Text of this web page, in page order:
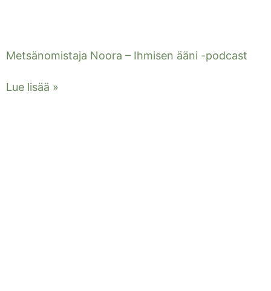
Metsänomistaja Noora – Ihmisen ääni -podcast
Lue lisää »